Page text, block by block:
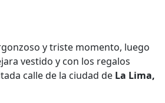
y triste momento, luego
vestido y con los regalos
calle de la ciudad de La Lima,